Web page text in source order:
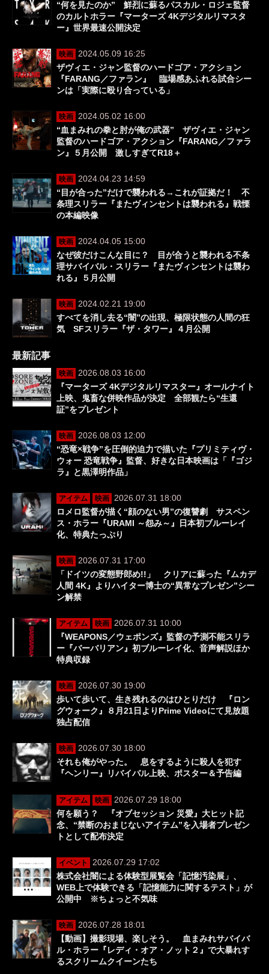
“何を見たのか” 鮮烈に蘇るパスカル・ロジェ監督
のカルトホラー『マーターズ 4Kデジタルリマスタ
ー』世界最速公開決定
映画
2024.05.09 16:25
ザヴィエ・ジャン監督のハードゴア・アクション
『FARANG／ファラン』 臨場感あふれる試合シー
ンは「実際に殴り合っている」
映画
2024.05.02 16:00
“血まみれの拳と肘が俺の武器” ザヴィエ・ジャン
監督のハードゴア・アクション『FARANG／ファラ
ン』５月公開 激しすぎてR18＋
映画
2024.04.23 14:59
“目が合った”だけで襲われる→これが証拠だ！ 不
条理スリラー『またヴィンセントは襲われる』戦慄
の本編映像
映画
2024.04.05 15:00
なぜ彼だけこんな目に？ 目が合うと襲われる不条
理サバイバル・スリラー『またヴィンセントは襲わ
れる』５月公開
映画
2024.02.21 19:00
すべてを消し去る“闇”の出現、極限状態の人間の狂
気 SFスリラー『ザ・タワー』４月公開
最新記事
映画
2026.08.03 16:00
『マーターズ 4Kデジタルリマスター』オールナイト
上映、鬼畜な併映作品が決定 全部観たら“生還
証”をプレゼント
映画
2026.08.03 12:00
“恐竜×戦争”を圧倒的迫力で描いた『プリミティヴ・
ウォー 恐竜戦争』監督、好きな日本映画は「『ゴジ
ラ』と黒澤明作品」
アイテム 映画
2026.07.31 18:00
ロメロ監督が描く“顔のない男”の復讐劇 サスペン
ス・ホラー『URAMI ～怨み～』日本初ブルーレイ
化、特典たっぷり
映画
2026.07.31 17:00
「ドイツの変態野郎め!!」 クリアに蘇った『ムカデ
人間 4K』よりハイター博士の“異常なプレゼン”シー
ン解禁
アイテム 映画
2026.07.31 10:00
『WEAPONS／ウェポンズ』監督の予測不能スリラ
ー『バーバリアン』初ブルーレイ化、音声解説ほか
特典収録
映画
2026.07.30 19:00
歩いて歩いて、生き残れるのはひとりだけ 『ロン
グウォーク』８月21日よりPrime Videoにて見放題
独占配信
映画
2026.07.30 18:00
それも俺がやった。 息をするように殺人を犯す
『ヘンリー』リバイバル上映、ポスター＆予告編
アイテム 映画
2026.07.29 18:00
何を願う？ 『オブセッション 災愛』大ヒット記
念、“禁断のおまじないアイテム”を入場者プレゼン
トとして配布決定
イベント
2026.07.29 17:02
株式会社闇による体験型展覧会「記憶汚染展」、
WEB上で体験できる「記憶能力に関するテスト」が
公開中 ※ちょっと不気味
映画
2026.07.28 18:01
【動画】撮影現場、楽しそう。 血まみれサバイバ
ル・ホラー『レディ・オア・ノット２』で大暴れす
るスクリームクイーンたち